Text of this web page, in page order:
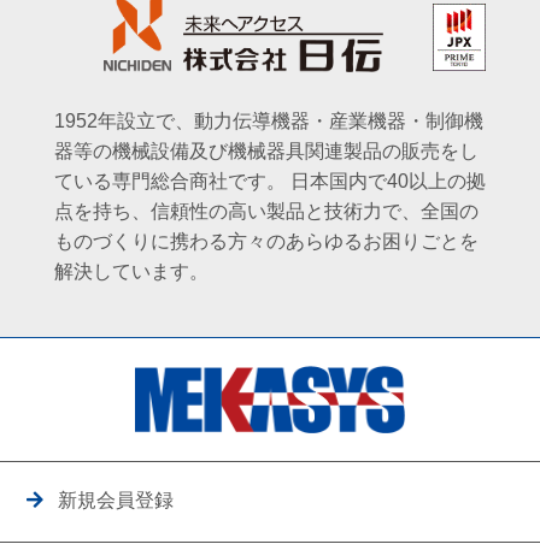
1952年設立で、動力伝導機器・産業機器・制御機
器等の機械設備及び機械器具関連製品の販売をし
ている専門総合商社です。
日本国内で40以上の拠
点を持ち、信頼性の高い製品と技術力で、全国の
ものづくりに携わる方々のあらゆるお困りごとを
解決しています。
新規会員登録